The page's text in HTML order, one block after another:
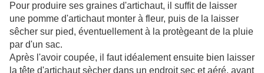
Pour produire ses graines d'artichaut, il suffit de laisser
une pomme d'artichaut monter à fleur, puis de la laisser
sêcher sur pied, éventuellement à la protègeant de la pluie
par d'un sac.
Après l'avoir coupée, il faut idéalement ensuite bien laisser
la tête d'artichaut sècher dans un endroit sec et aéré, avant